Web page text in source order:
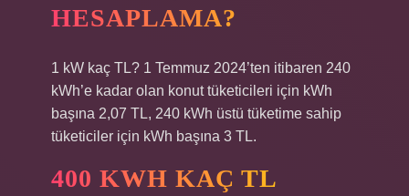
HESAPLAMA?
1 kW kaç TL? 1 Temmuz 2024’ten itibaren 240
kWh’e kadar olan konut tüketicileri için kWh
başına 2,07 TL, 240 kWh üstü tüketime sahip
tüketiciler için kWh başına 3 TL.
400 KWH KAÇ TL